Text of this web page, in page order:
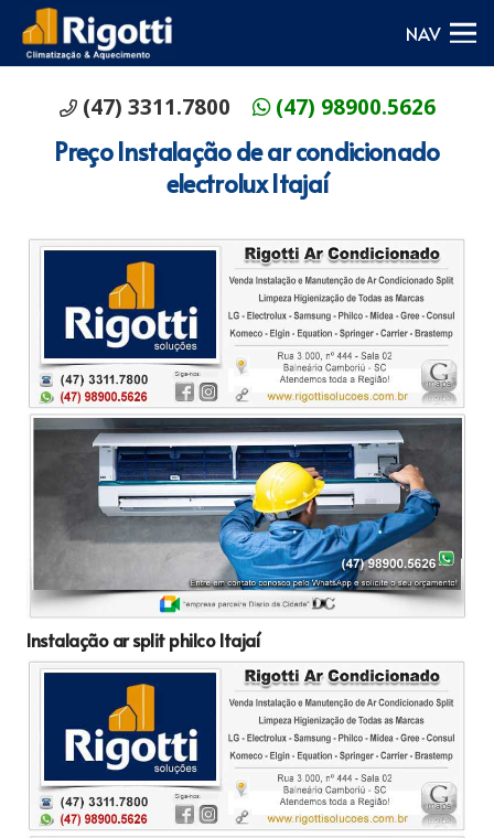
NAV
(47) 3311.7800 (47) 98900.5626
Preço Instalação de ar condicionado
electrolux Itajaí
Instalação ar split philco Itajaí